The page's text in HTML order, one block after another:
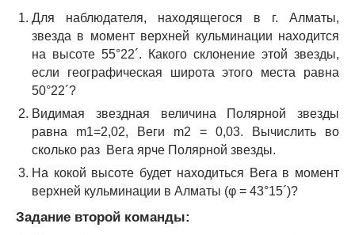
Для наблюдателя, находящегося в г. Алматы,
звезда в момент верхней кульминации находится
на высоте 55°22´. Какого склонение этой звезды,
если географическая широта этого места равна
50°22´?
Видимая звездная величина Полярной звезды
равна m1=2,02, Веги m2 = 0,03. Вычислить во
сколько раз Вега ярче Полярной звезды.
На кокой высоте будет находиться Вега в момент
верхней кульминации в Алматы (φ = 43°15´)?
Задание второй команды: